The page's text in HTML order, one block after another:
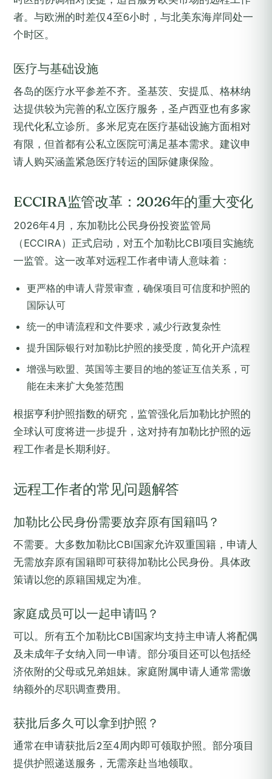
者。与欧洲的时差仅4至6小时，与北美东海岸同处一
个时区。
医疗与基础设施
各岛的医疗水平参差不齐。圣基茨、安提瓜、格林纳
达提供较为完善的私立医疗服务，圣卢西亚也有多家
现代化私立诊所。多米尼克在医疗基础设施方面相对
有限，但首都有公私立医院可满足基本需求。建议申
请人购买涵盖紧急医疗转运的国际健康保险。
ECCIRA监管改革：2026年的重大变化
2026年4月，东加勒比公民身份投资监管局
（ECCIRA）正式启动，对五个加勒比CBI项目实施统
一监管。这一改革对远程工作者申请人意味着：
更严格的申请人背景审查，确保项目可信度和护照的
国际认可
统一的申请流程和文件要求，减少行政复杂性
提升国际银行对加勒比护照的接受度，简化开户流程
增强与欧盟、英国等主要目的地的签证互信关系，可
能在未来扩大免签范围
根据亨利护照指数的研究，监管强化后加勒比护照的
全球认可度将进一步提升，这对持有加勒比护照的远
程工作者是长期利好。
远程工作者的常见问题解答
加勒比公民身份需要放弃原有国籍吗？
不需要。大多数加勒比CBI国家允许双重国籍，申请人
无需放弃原有国籍即可获得加勒比公民身份。具体政
策请以您的原籍国规定为准。
家庭成员可以一起申请吗？
可以。所有五个加勒比CBI国家均支持主申请人将配偶
及未成年子女纳入同一申请。部分项目还可以包括经
济依附的父母或兄弟姐妹。家庭附属申请人通常需缴
纳额外的尽职调查费用。
获批后多久可以拿到护照？
通常在申请获批后2至4周内即可领取护照。部分项目
提供护照递送服务，无需亲赴当地领取。